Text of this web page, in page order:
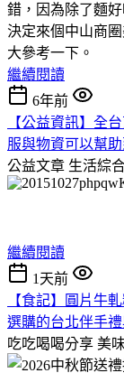
錯，因為除了麵
決定來個中山商
大參考一下。
繼續閱讀
6年前
【公益資訊】全
服與物資可以幫
公益文章 生活綜
繼續閱讀
1天前
【食記】圓片牛
選購的台北伴手
吃吃喝喝分享 美